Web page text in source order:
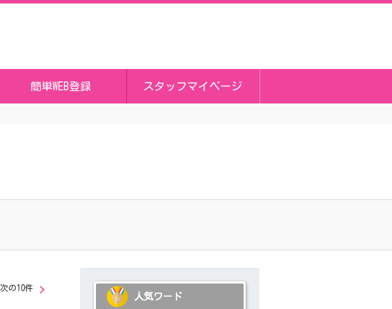
簡単WEB登録 スタッフマイページ
次の10件
人気ワード